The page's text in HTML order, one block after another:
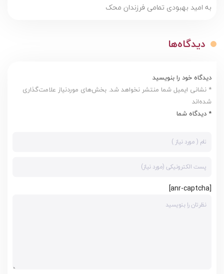
به امید بهبودی تمامی فرزندان محک
دیدگاه‌ها
دیدگاه خود را بنویسید
* نشانی ایمیل شما منتشر نخواهد شد. بخش‌های موردنیاز علامت‌گذاری
شده‌اند
* دیدگاه شما
[anr-captcha]